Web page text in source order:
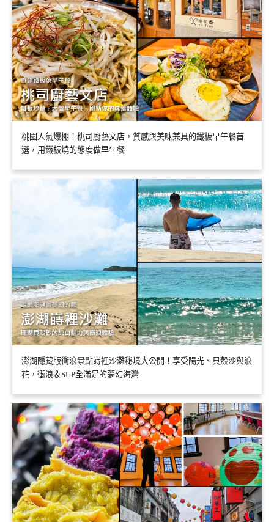
桃園人氣爆棚！桃司廚藝文店，質感與美味兼具的鐵板早午餐首
選，用鐵板燒的態度做早午餐
澎湖隱藏版衝浪景點嵵裡沙灘秘境大公開！享受陽光、貝殼沙與浪
花，衝浪＆SUP全滿足的夢幻海灣